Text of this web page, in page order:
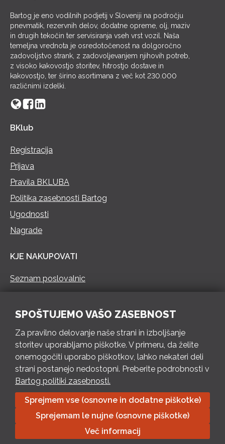
Bartog je eno vodilnih podjetij v Sloveniji na področju
pnevmatik, rezervnih delov, dodatne opreme, olj, maziv
in drugih tekočin ter servisiranja vseh vrst vozil. Naša
temeljna vrednota je osredotočenost na dolgoročno
zadovoljstvo strank, z zadovoljevanjem njihovih potreb,
z visoko kakovostjo storitev, hitrostjo dostave in
kakovostjo, ter širino asortimana z več kot 230.000
različnimi izdelki.
BKlub
Registracija
Prijava
Pravila BKLUBA
Politika zasebnosti Bartog
Ugodnosti
Nagrade
KJE NAKUPOVATI
Seznam poslovalnic
PON – PET 8 – 18 h / SOB 8 – 12 h
Pošlji e-mail
Izpolni kontaktni obrazec
Bartog d.o.o. Trebnje | ID: SI79128718 | IBAN: SI56 1010 0003
8174 248, Banka Intesa Sanpaolo d.d.| Predsednik Uprave:
Ivan Šantorić | Predsednik Nadzornega odbora: Ilija Tokić |
Delniški kapital: 783.970,08 EUR, plačano v celoti | Obrtniška
SPOŠTUJEMO VAŠO ZASEBNOST
Za pravilno delovanje naše strani in izboljšanje
storitev uporabljamo piškotke. V primeru, da želite
onemogočiti uporabo piškotkov, lahko nekateri deli
strani postanejo nedostopni. Preberite podrobnosti v
Bartog politiki zasebnosti.
Sprejmem vse (osnovne in dodatne piškotke)
Sprejemam le nujne (osnovne piškotke)
Več informacij